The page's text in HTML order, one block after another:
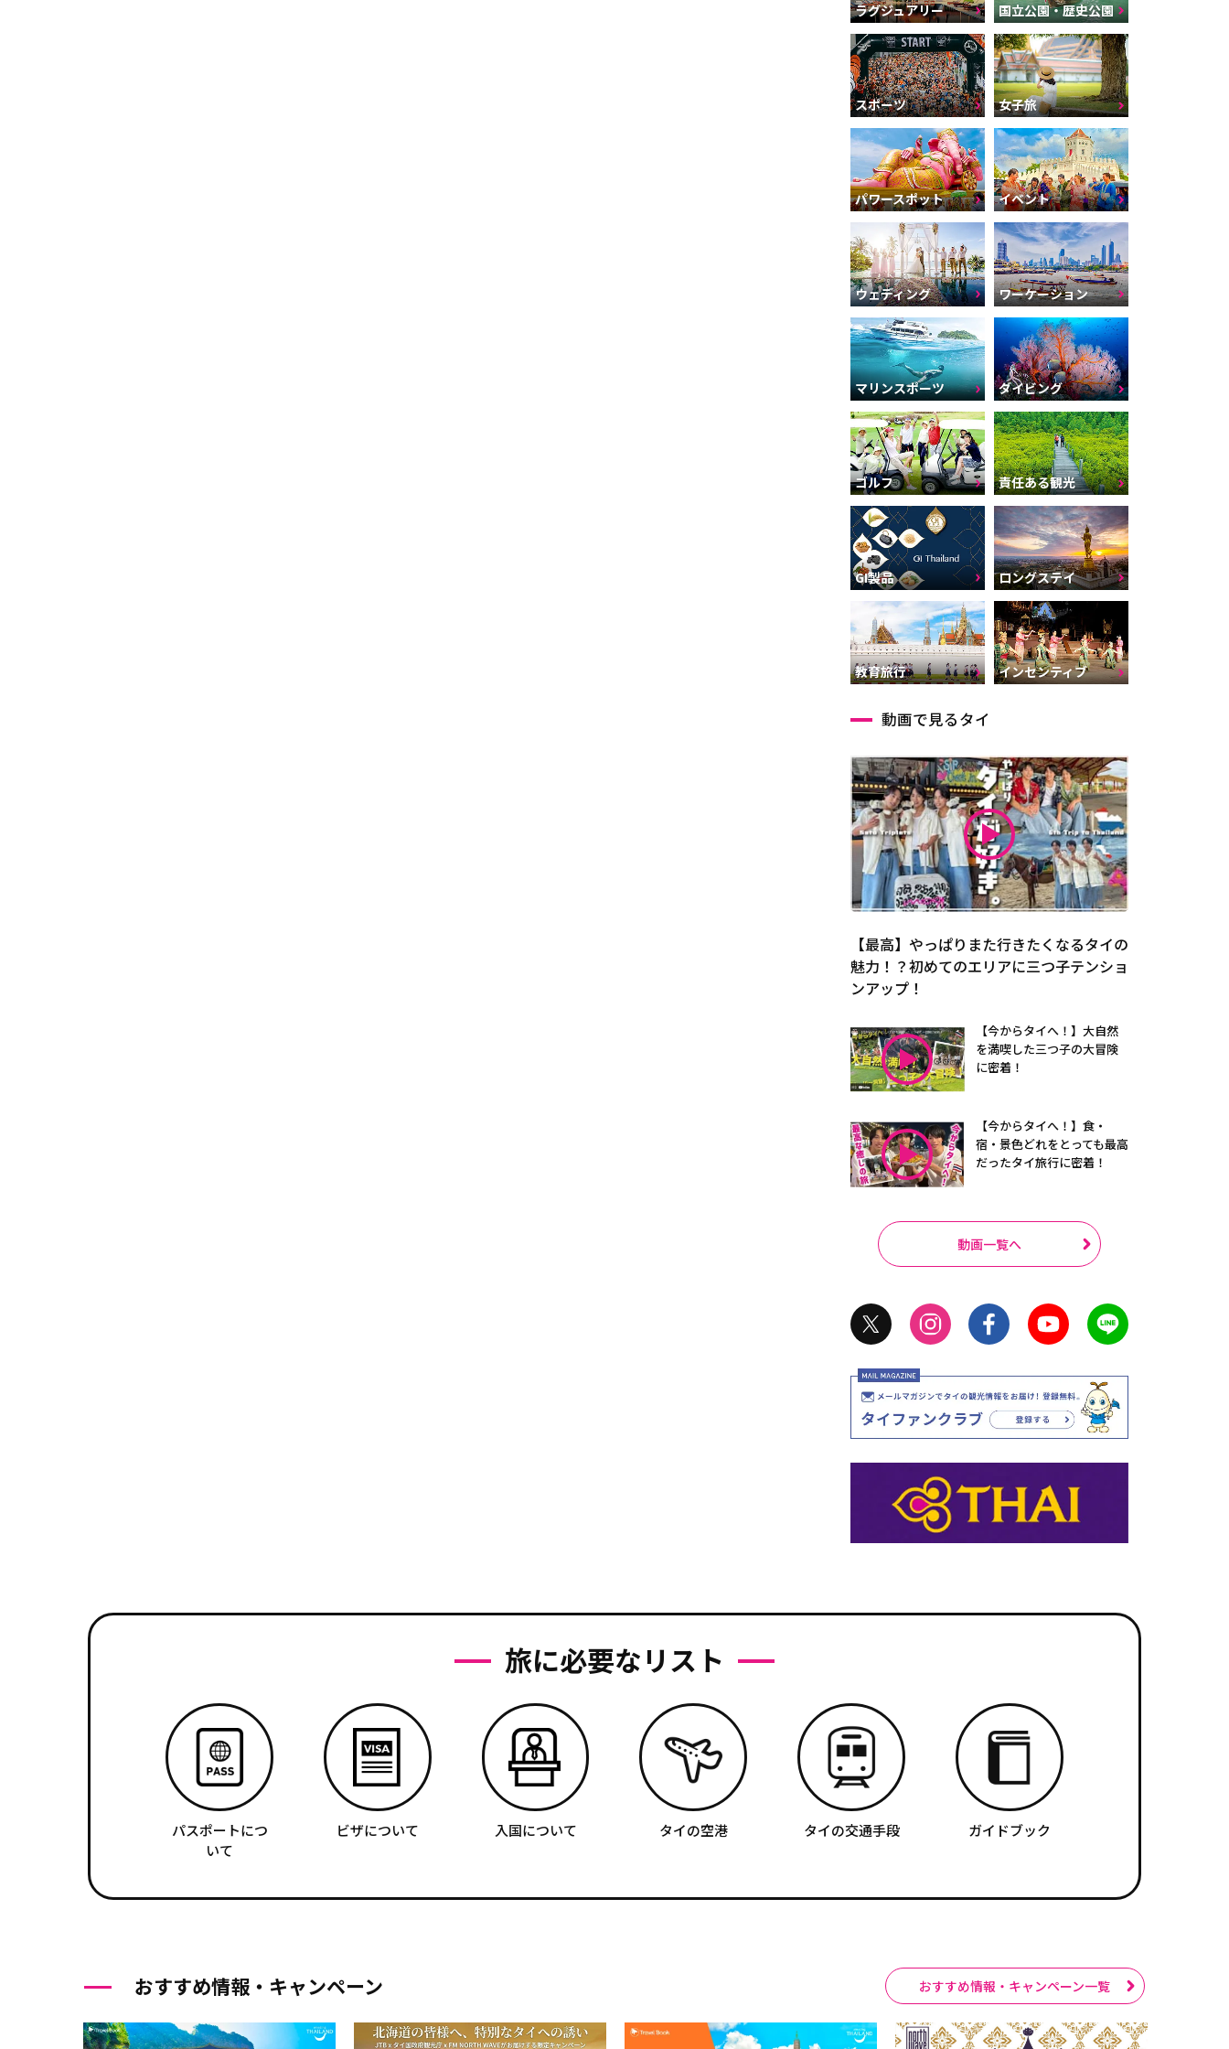
ラグジュアリー 国立公園・歴史公園
スポーツ 女子旅
パワースポット イベント
ウェディング ワーケーション
マリンスポーツ ダイビング
ゴルフ 責任ある観光
GI製品 ロングステイ
教育旅行 インセンティブ
動画で見るタイ
【最高】やっぱりまた行きたくなるタイの
魅力！？初めてのエリアに三つ子テンショ
ンアップ！
【今からタイへ！】大自然
を満喫した三つ子の大冒険
に密着！
【今からタイへ！】食・
宿・景色どれをとっても最高
だったタイ旅行に密着！
動画一覧へ
旅に必要なリスト
パスポートにつ
いて
ビザについて 入国について タイの空港 タイの交通手段 ガイドブック
おすすめ情報・キャンペーン おすすめ情報・キャンペーン一覧